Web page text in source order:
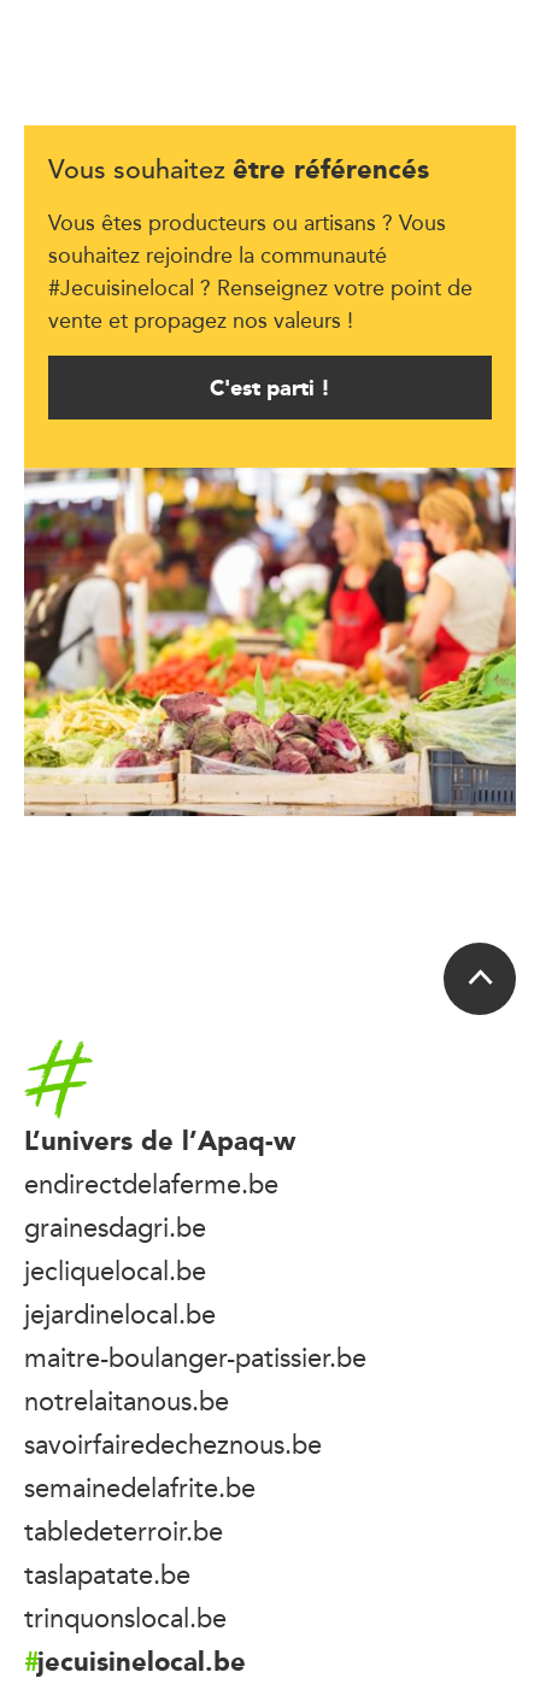
Vous souhaitez être référencés
Vous êtes producteurs ou artisans ? Vous
souhaitez rejoindre la communauté
#Jecuisinelocal ? Renseignez votre point de
vente et propagez nos valeurs !
C'est parti !
Accueil
L’univers de l’Apaq-w
endirectdelaferme.be
grainesdagri.be
jecliquelocal.be
jejardinelocal.be
maitre-boulanger-patissier.be
notrelaitanous.be
savoirfairedecheznous.be
semainedelafrite.be
tabledeterroir.be
taslapatate.be
trinquonslocal.be
jecuisinelocal.be